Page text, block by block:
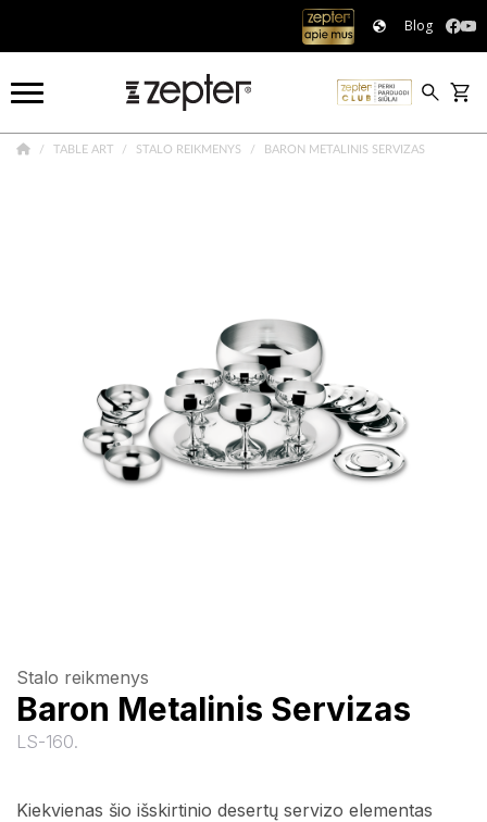
Blog
TABLE ART STALO REIKMENYS BARON METALINIS SERVIZAS
Stalo reikmenys
Baron Metalinis Servizas
LS-160.
Kiekvienas šio išskirtinio desertų servizo elementas